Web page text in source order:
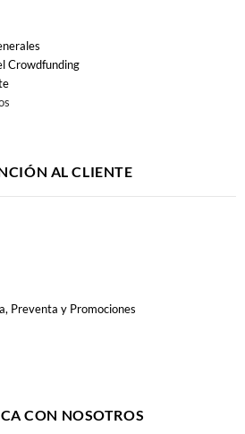
Crowdfunding
AL CLIENTE
Preventa y Promociones
CON NOSOTROS